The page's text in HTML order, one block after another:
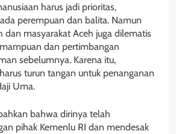
harus jadi prioritas,
perempuan dan balita. Namun
dan masyarakat Aceh juga dilematis
dan pertimbangan
sebelumnya. Karena itu,
turun tangan untuk penanganan
Uma.
bahwa dirinya telah
pihak Kemenlu RI dan mendesak